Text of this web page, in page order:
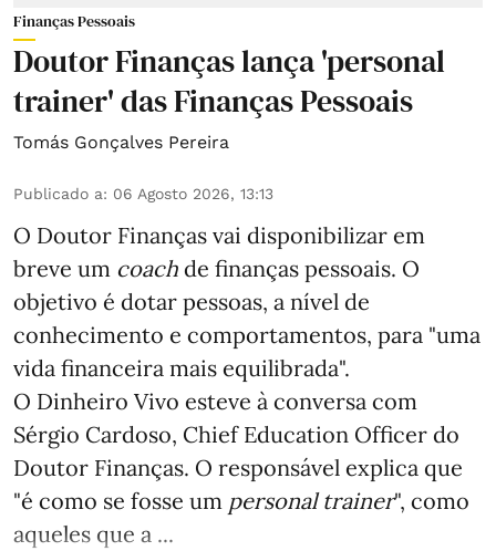
Finanças Pessoais
Doutor Finanças lança 'personal
trainer' das Finanças Pessoais
Tomás Gonçalves Pereira
Publicado a: 06 Agosto 2026, 13:13
O Doutor Finanças vai disponibilizar em
breve um coach de finanças pessoais. O
objetivo é dotar pessoas, a nível de
conhecimento e comportamentos, para "uma
vida financeira mais equilibrada".
O Dinheiro Vivo esteve à conversa com
Sérgio Cardoso, Chief Education Officer do
Doutor Finanças. O responsável explica que
"é como se fosse um personal trainer", como
aqueles que a ...